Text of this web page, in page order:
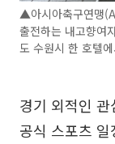
▲아시아축구연맹
출전하는 내고향여
도 수원시 한 호텔
경기 외적인
공식 스포츠